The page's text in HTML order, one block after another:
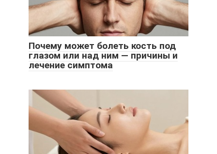
Почему может болеть кость под
глазом или над ним — причины и
лечение симптома